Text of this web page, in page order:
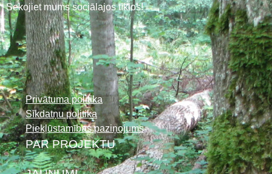
Sekojiet mums sociālajos tīklos!
Privātuma politika
Sīkdatņu politika
Piekļūstamības paziņojums
PAR PROJEKTU